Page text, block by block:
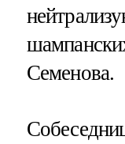
Семенова.